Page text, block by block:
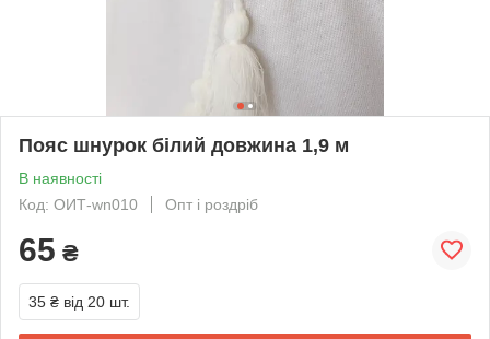
Пояс шнурок білий довжина 1,9 м
В наявності
Код: ОИТ-wn010
Опт і роздріб
65 ₴
35 ₴ від 20 шт.